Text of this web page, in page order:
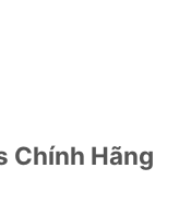
Chính Hãng